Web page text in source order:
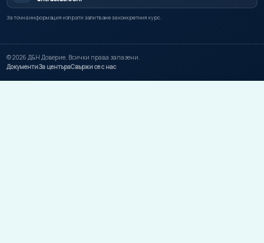
За точна информация изпрати запитване за конкретния курс.
©2026 Д&Н Доверие. Всички права запазени.
ДокументиЗа центъраСвържи се с нас